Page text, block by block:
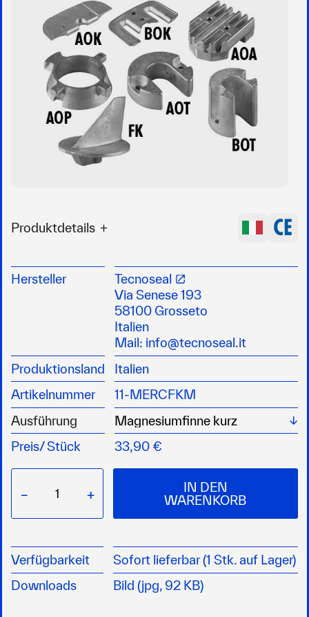
Produktdetails
Ideal für den Einsatz im Süßwasser
Passend für Alpha One und Bravo One
Schutz für Kavitationsplatte, Trimmzylinder und
Hochwertige Qualität für zuverlässigen
Korrosionsschutz
Hersteller
Tecnoseal
Via Senese 193
58100 Grosseto
Italien
Mail: info@tecnoseal.it
Produktionsland
Italien
Artikelnummer
11-MERCFKM
Ausführung
Preis/Stück 33,90 €
− +
IN DEN
WARENKORB
Verfügbarkeit
Sofort lieferbar (1 Stk. auf Lager)
Downloads
Bild (jpg, 92 KB)